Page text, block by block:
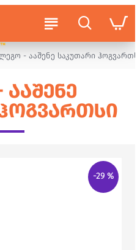
- ააშენე საკუთარი
-29 %